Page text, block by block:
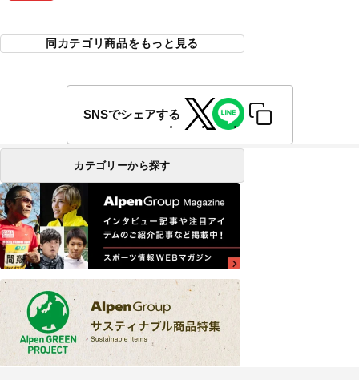
同カテゴリ商品をもっと見る
SNSでシェアする
カテゴリーから探す